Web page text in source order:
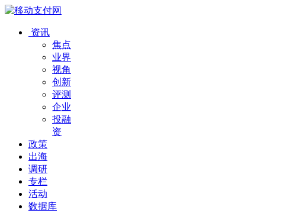
资讯
焦点
业界
视角
创新
评测
企业
投融
资
政策
出海
调研
专栏
活动
数据库